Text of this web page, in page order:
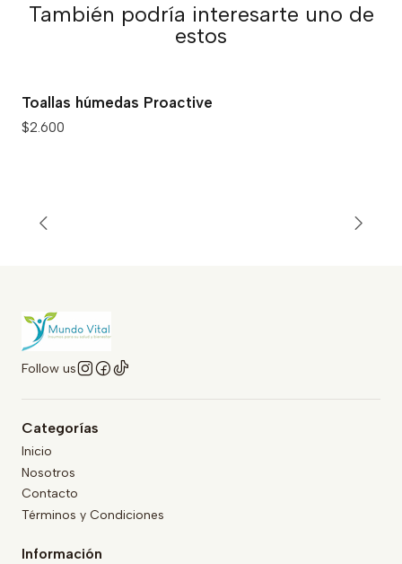
También podría interesarte uno de
estos
Toallas húmedas Proactive
$2.600
Follow us
Categorías
Inicio
Nosotros
Contacto
Términos y Condiciones
Información